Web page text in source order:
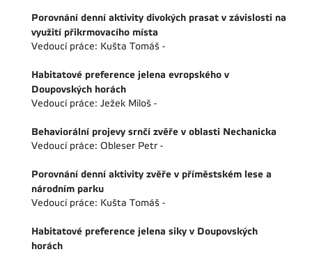
Porovnání denní aktivity divokých prasat v závislosti na
využití přikrmovacího místa
Vedoucí práce: Kušta Tomáš -
Habitatové preference jelena evropského v
Doupovských horách
Vedoucí práce: Ježek Miloš -
Behaviorální projevy srnčí zvěře v oblasti Nechanicka
Vedoucí práce: Obleser Petr -
Porovnání denní aktivity zvěře v příměstském lese a
národním parku
Vedoucí práce: Kušta Tomáš -
Habitatové preference jelena siky v Doupovských
horách